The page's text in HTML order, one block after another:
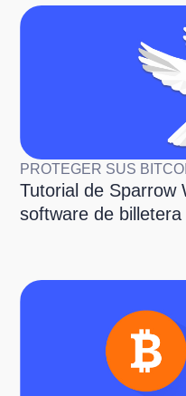
PROTEGER SUS
Tutorial de Sparrow
software de